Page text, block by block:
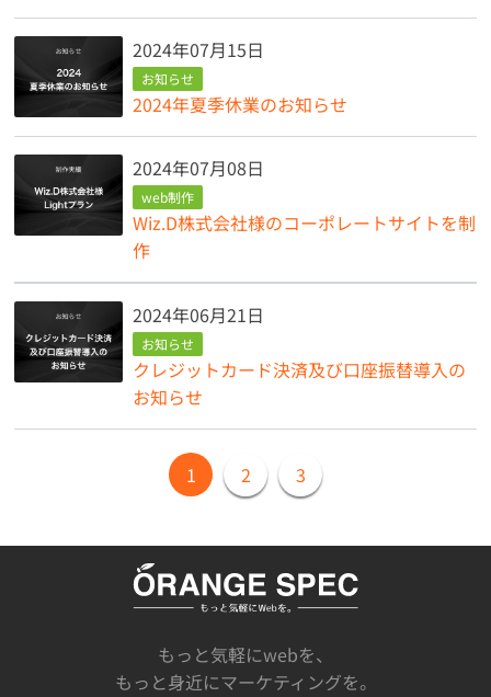
2024年07月15日
お知らせ
2024年夏季休業のお知らせ
2024年07月08日
web制作
Wiz.D株式会社様のコーポレートサイトを制
作
2024年06月21日
お知らせ
クレジットカード決済及び口座振替導入の
お知らせ
1 2 3
もっと気軽にwebを、
もっと身近にマーケティングを。